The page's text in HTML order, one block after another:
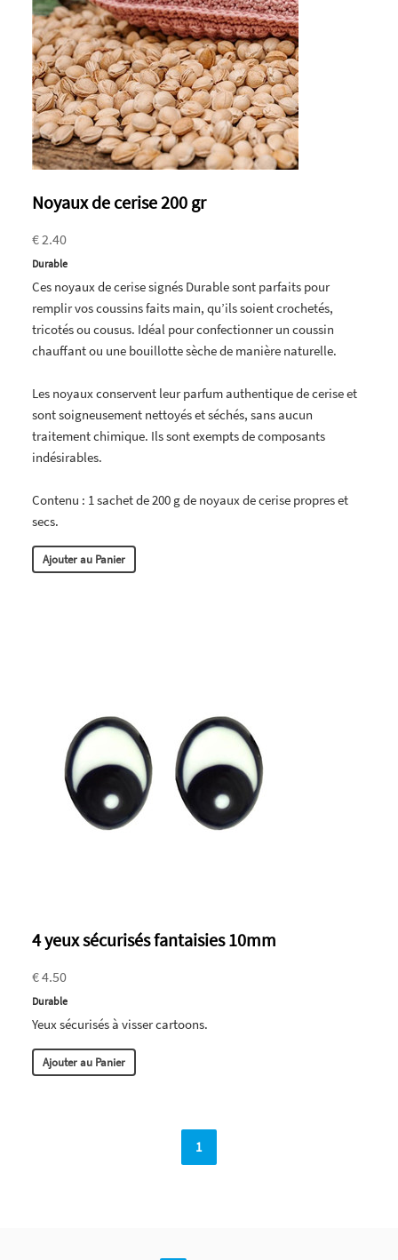
Noyaux de cerise 200 gr
€ 2.40
Durable
Ces noyaux de cerise signés Durable sont parfaits pour
remplir vos coussins faits main, qu’ils soient crochetés,
tricotés ou cousus. Idéal pour confectionner un coussin
chauffant ou une bouillotte sèche de manière naturelle.
Les noyaux conservent leur parfum authentique de cerise et
sont soigneusement nettoyés et séchés, sans aucun
traitement chimique. Ils sont exempts de composants
indésirables.
Contenu : 1 sachet de 200 g de noyaux de cerise propres et
secs.
Ajouter au Panier
4 yeux sécurisés fantaisies 10mm
€ 4.50
Durable
Yeux sécurisés à visser cartoons.
Ajouter au Panier
1